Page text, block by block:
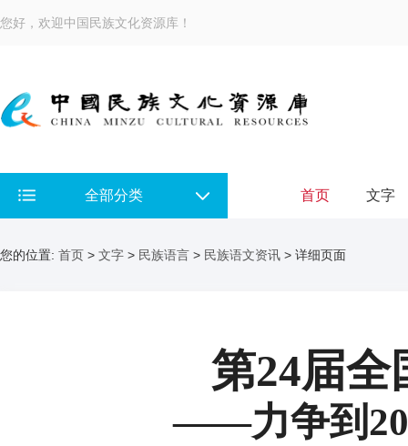
您好，欢迎中国民族文化资源库！
全部分类 首页 文字
您的位置: 首页 > 文字 > 民族语言 > 民族语文资讯 > 详细页面
第24届全
——力争到